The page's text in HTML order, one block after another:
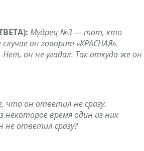
Мудрец №3 — тот, кто
он говорит «КРАСНАЯ».
он не угадал. Так откуда же он
что он ответил не сразу.
некоторое время один из них
не ответил сразу?